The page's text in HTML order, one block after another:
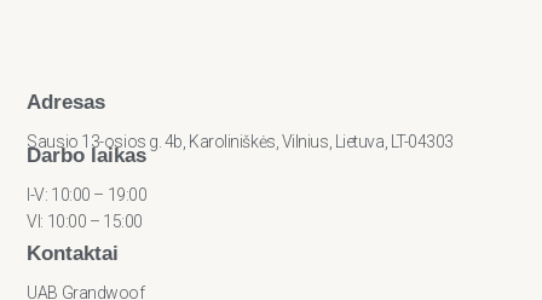
Adresas
Sausio 13-osios g. 4b, Karoliniškės, Vilnius, Lietuva, LT-04303
Darbo laikas
I-V: 10:00 – 19:00
VI: 10:00 – 15:00
Kontaktai
UAB Grandwoof